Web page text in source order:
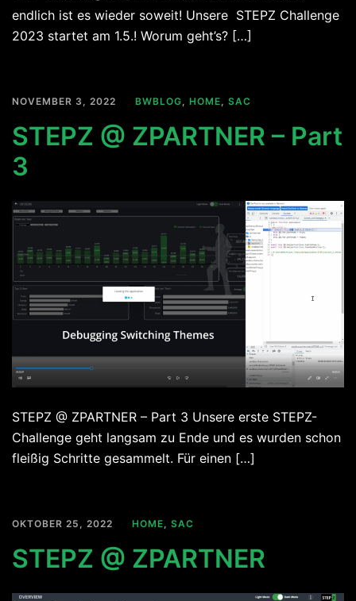
endlich ist es wieder soweit! Unsere STEPZ Challenge
2023 startet am 1.5.! Worum geht’s? […]
NOVEMBER 3, 2022 BWBLOG, HOME, SAC
STEPZ @ ZPARTNER – Part
3
STEPZ @ ZPARTNER – Part 3 Unsere erste STEPZ-
Challenge geht langsam zu Ende und es wurden schon
fleißig Schritte gesammelt. Für einen […]
OKTOBER 25, 2022 HOME, SAC
STEPZ @ ZPARTNER